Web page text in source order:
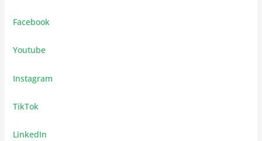
Facebook
Youtube
Instagram
TikTok
LinkedIn